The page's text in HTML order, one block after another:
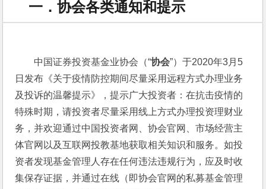
一．协会各类通知和提示
中国证券投资基金业协会（“协会”）于2020年3月5
日发布《关于疫情防控期间尽量采用远程方式办理业务
及投诉的温馨提示》，提示广大投资者：在抗击疫情的
特殊时期，请投资者尽量采用线上方式办理投资理财业
务，并欢迎通过中国投资者网、协会官网、市场经营主
体官网以及互联网投教基地获取相关知识和服务。如投
资者发现基金管理人存在任何违法违规行为，应及时收
集保存证据，并通过在线（即协会官网的私募基金管理